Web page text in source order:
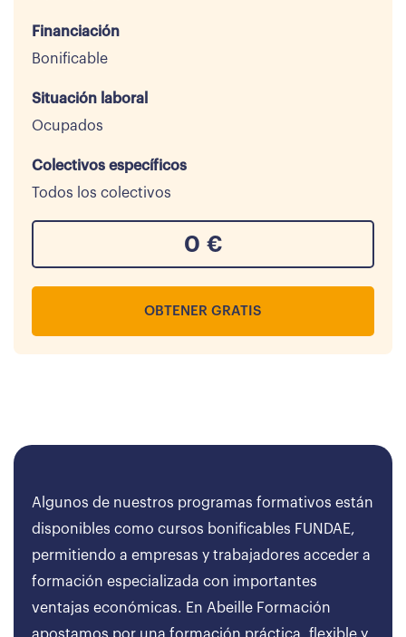
Financiación
Bonificable
Situación laboral
Ocupados
Colectivos específicos
Todos los colectivos
0 €
OBTENER GRATIS
Algunos de nuestros programas formativos están
disponibles como cursos bonificables FUNDAE,
permitiendo a empresas y trabajadores acceder a
formación especializada con importantes
ventajas económicas. En Abeille Formación